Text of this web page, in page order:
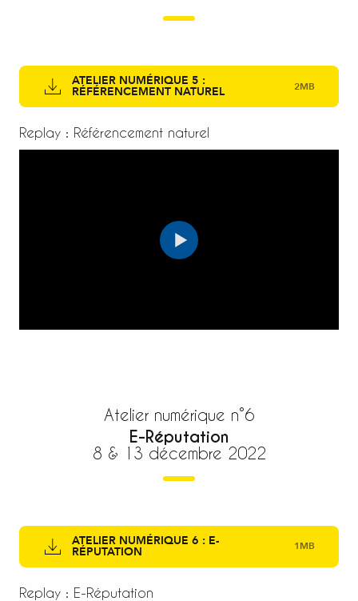
ATELIER NUMÉRIQUE 5 :
RÉFÉRENCEMENT NATUREL 2MB
Replay : Référencement naturel
Atelier numérique n°6
E-Réputation
8 & 13 décembre 2022
ATELIER NUMÉRIQUE 6 : E-
RÉPUTATION 1MB
Replay : E-Réputation